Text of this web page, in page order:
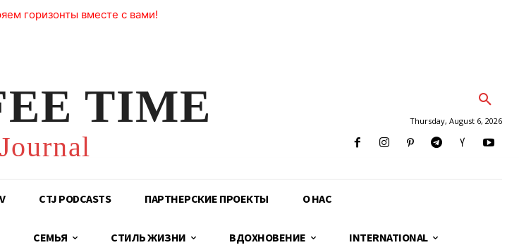
горизонты вместе с вами!
TIME
Journal
Thursday, August 6, 2026
CTJ PODCASTS ПАРТНЕРСКИЕ ПРОЕКТЫ О НАС
СЕМЬЯ СТИЛЬ ЖИЗНИ ВДОХНОВЕНИЕ INTERNATIONAL